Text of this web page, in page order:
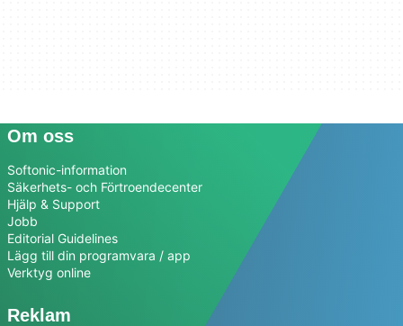
Om oss
Softonic-information
Säkerhets- och Förtroendecenter
Hjälp & Support
Jobb
Editorial Guidelines
Lägg till din programvara / app
Verktyg online
Reklam